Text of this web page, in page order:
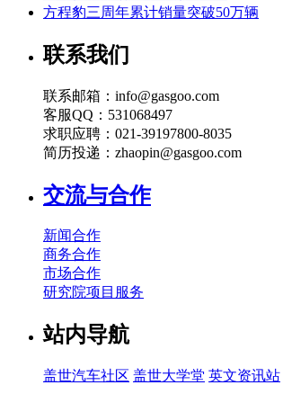
方程豹三周年累计销量突破50万辆
联系我们
联系邮箱：info@gasgoo.com
客服QQ：531068497
求职应聘：021-39197800-8035
简历投递：zhaopin@gasgoo.com
交流与合作
新闻合作
商务合作
市场合作
研究院项目服务
站内导航
盖世汽车社区 盖世大学堂 英文资讯站